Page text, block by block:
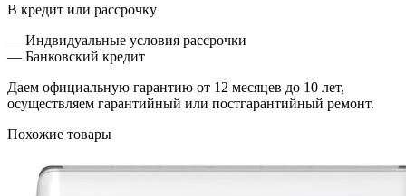
В кредит или рассрочку
— Индвидуальные условия рассрочки
— Банковский кредит
Даем официальную гарантию от 12 месяцев до 10 лет,
осуществляем гарантийный или постгарантийный ремонт.
Похожие товары